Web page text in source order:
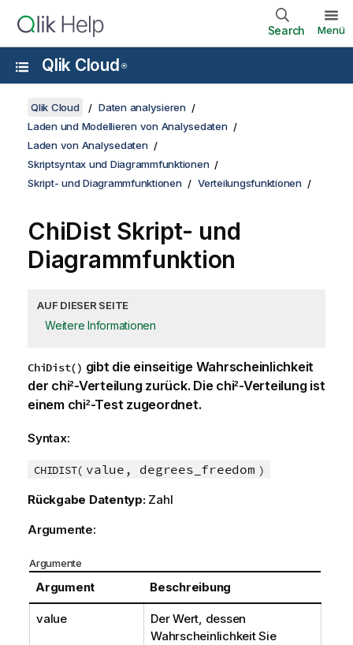
Search Menü
Qlik Cloud ®
Qlik Cloud
Daten analysieren
Laden und Modellieren von Analysedaten
Laden von Analysedaten
Skriptsyntax und Diagrammfunktionen
Skript- und Diagrammfunktionen
Verteilungsfunktionen
ChiDist Skript- und
Diagrammfunktion
AUF DIESER SEITE
Weitere Informationen
ChiDist() gibt die einseitige Wahrscheinlichkeit
der chi2-Verteilung zurück. Die chi2-Verteilung ist
einem chi2-Test zugeordnet.
Syntax:
CHIDIST( value, degrees_freedom )
Rückgabe Datentyp: Zahl
Argumente:
Argumente
Argument Beschreibung
value
Der Wert, dessen
Wahrscheinlichkeit Sie